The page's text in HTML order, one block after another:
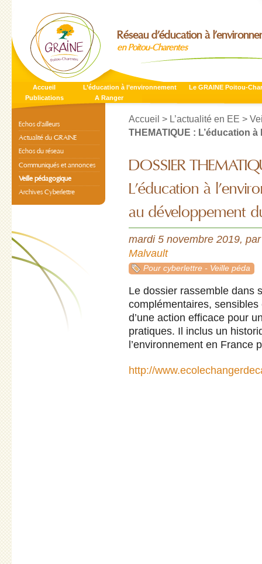
Réseau d’éducation à
en Poitou-Charentes
Accueil L’éducation à l’environnement
Le GRAINE Poitou-
Publications
A Ranger
Accueil > L’actualité en EE >
THEMATIQUE : L’éducation
DOSSIER
L’éducation à
au développement
mardi 5 novembre 2019,
Malvault
Pour cyberlettre - Veille péda
Le dossier rassemble dans
complémentaires,
d’une action efficace pour
pratiques. Il inclus un
l’environnement en France
http://
Echos d’ailleurs
Actualité du GRAINE
Echos du réseau
Communiqués et annonces
Veille pédagogique
Archives Cyberlettre